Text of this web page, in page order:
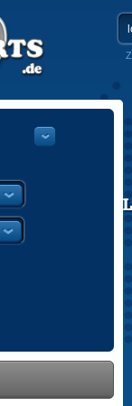
POLISH